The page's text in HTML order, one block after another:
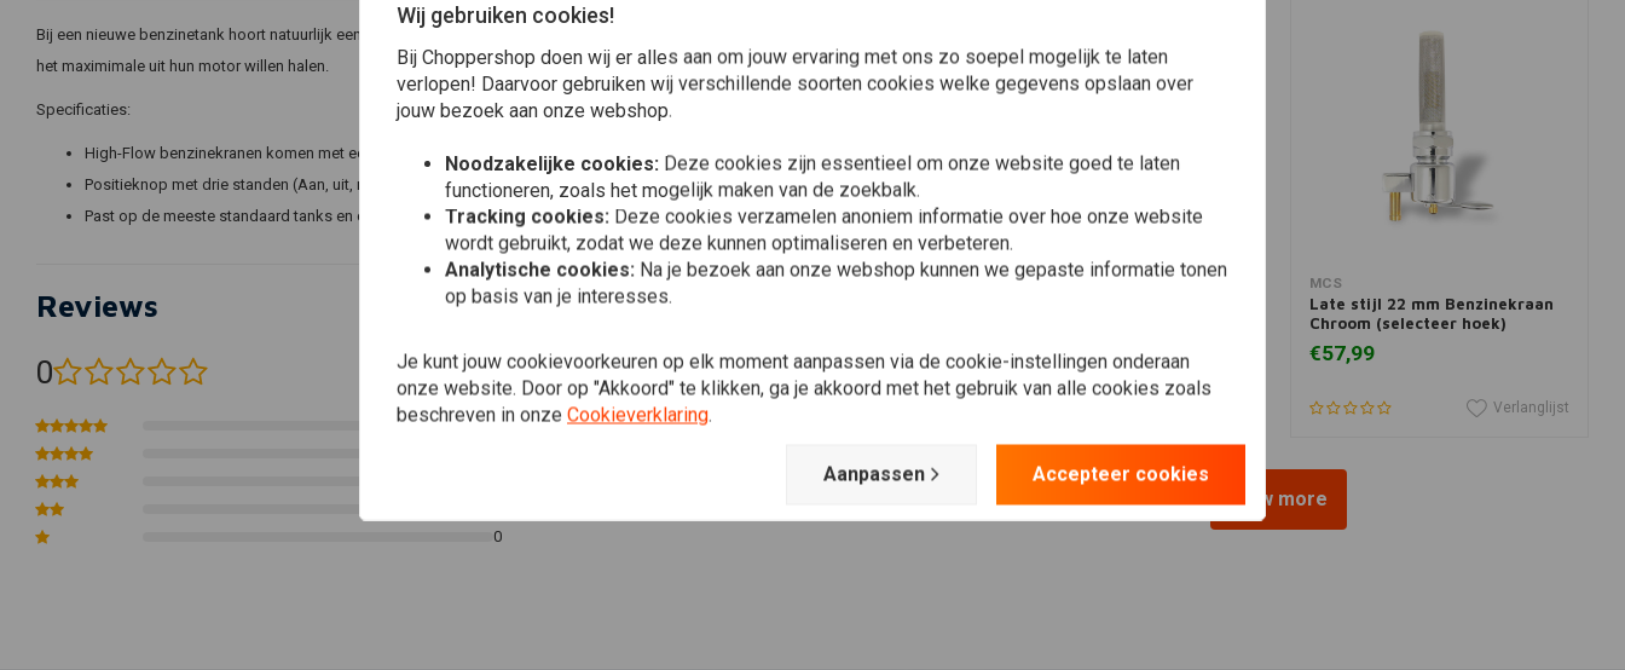
Bij een nieuwe benzinetank hoort natuurlijk een nieuwe benzinekraan. Geef de motor meer flow, meer kracht. Perfect voor rijders die
het maximimale uit hun motor willen halen.
Specificaties:
High-Flow benzinekranen komen met een gladde, ronde body in chrome finish
Positieknop met drie standen (Aan, uit, reserve) met een 5/16" benzine uitlaat
Past op de meeste standaard tanks en custom tanks met een 22mm uitgang
Reviews
0 (0 beoordelingen)
0
0
Plaats ook een review
View more
€57,99
MCS
Late stijl 22 mm Benzinekraan
Chroom (selecteer hoek)
€57,99
Verlanglijst
View more
Wij gebruiken cookies!
Bij Choppershop doen wij er alles aan om jouw ervaring met ons zo soepel mogelijk te laten
verlopen! Daarvoor gebruiken wij verschillende soorten cookies welke gegevens opslaan over
jouw bezoek aan onze webshop.
Noodzakelijke cookies: Deze cookies zijn essentieel om onze website goed te laten
functioneren, zoals het mogelijk maken van de zoekbalk.
Tracking cookies: Deze cookies verzamelen anoniem informatie over hoe onze website
wordt gebruikt, zodat we deze kunnen optimaliseren en verbeteren.
Analytische cookies: Na je bezoek aan onze webshop kunnen we gepaste informatie tonen
op basis van je interesses.
Je kunt jouw cookievoorkeuren op elk moment aanpassen via de cookie-instellingen onderaan
onze website. Door op "Akkoord" te klikken, ga je akkoord met het gebruik van alle cookies zoals
beschreven in onze Cookieverklaring.
Aanpassen Accepteer cookies